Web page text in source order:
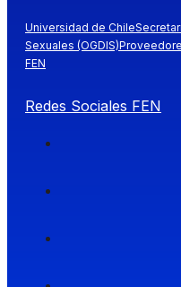
Universidad de Chile
Sexuales (OGDIS)
FEN
Redes Sociales FEN